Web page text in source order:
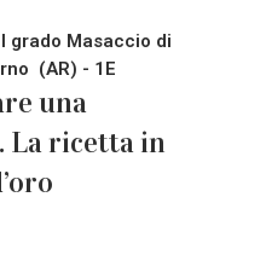
grado Masaccio di
(AR) - 1E
una
La ricetta in